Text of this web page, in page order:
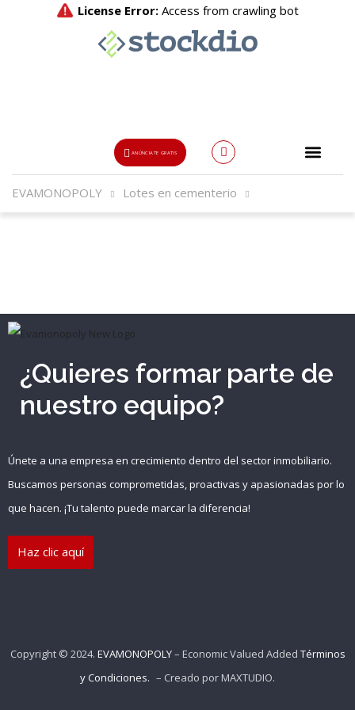
ANÚNCIATE GRATIS
Usuario o Email
{{errors['password']}}
Registro
EVAMONOPOLY Lotes en cementerio
¿Quieres formar parte de
nuestro equipo?
Únete a una empresa en crecimiento dentro del sector inmobiliario.
Buscamos personas comprometidas, proactivas y apasionadas por lo
que hacen. ¡Tu talento puede marcar la diferencia!
Haz clic aquí
Copyright © 2024. EVAMONOPOLY– Economic Valued Added Términos
y Condiciones. – Creado por MAXTUDIO.